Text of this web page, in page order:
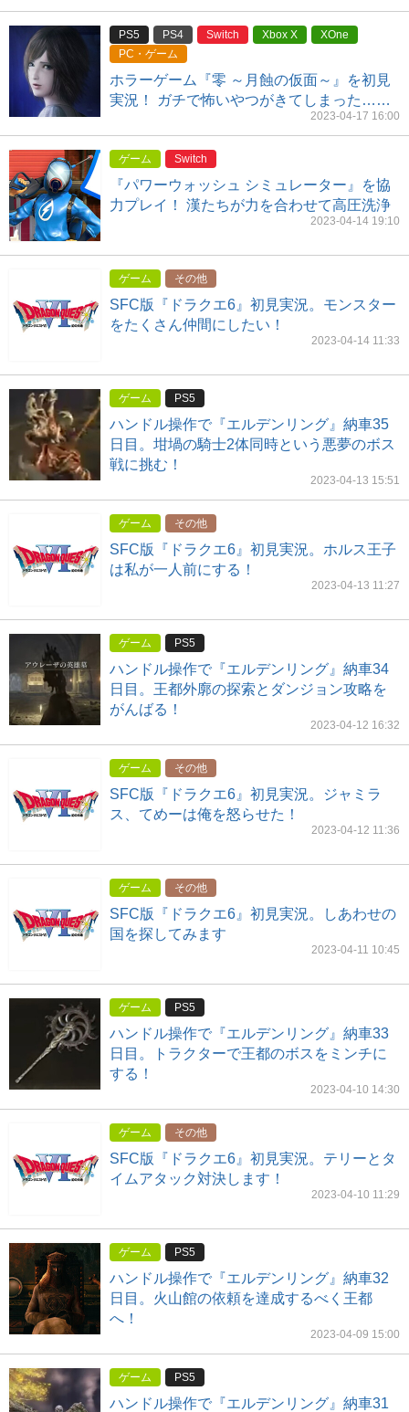
PS5 PS4 Switch Xbox X
XOne
PC・ゲーム
ホラーゲーム『零 ～月蝕の仮面～』を初見
実況！ ガチで怖いやつがきてしまった……
2023-04-17 16:00
ゲーム Switch
『パワーウォッシュ シミュレーター』を協
力プレイ！ 漢たちが力を合わせて高圧洗浄
2023-04-14 19:10
ゲーム その他
SFC版『ドラクエ6』初見実況。モンスター
をたくさん仲間にしたい！
2023-04-14 11:33
ゲーム PS5
ハンドル操作で『エルデンリング』納車35
日目。坩堝の騎士2体同時という悪夢のボス
戦に挑む！
2023-04-13 15:51
ゲーム その他
SFC版『ドラクエ6』初見実況。ホルス王子
は私が一人前にする！
2023-04-13 11:27
ゲーム PS5
ハンドル操作で『エルデンリング』納車34
日目。王都外廓の探索とダンジョン攻略を
がんばる！
2023-04-12 16:32
ゲーム その他
SFC版『ドラクエ6』初見実況。ジャミラ
ス、てめーは俺を怒らせた！
2023-04-12 11:36
ゲーム その他
SFC版『ドラクエ6』初見実況。しあわせの
国を探してみます
2023-04-11 10:45
ゲーム PS5
ハンドル操作で『エルデンリング』納車33
日目。トラクターで王都のボスをミンチに
する！
2023-04-10 14:30
ゲーム その他
SFC版『ドラクエ6』初見実況。テリーとタ
イムアタック対決します！
2023-04-10 11:29
ゲーム PS5
ハンドル操作で『エルデンリング』納車32
日目。火山館の依頼を達成するべく王都
へ！
2023-04-09 15:00
ゲーム PS5
ハンドル操作で『エルデンリング』納車31